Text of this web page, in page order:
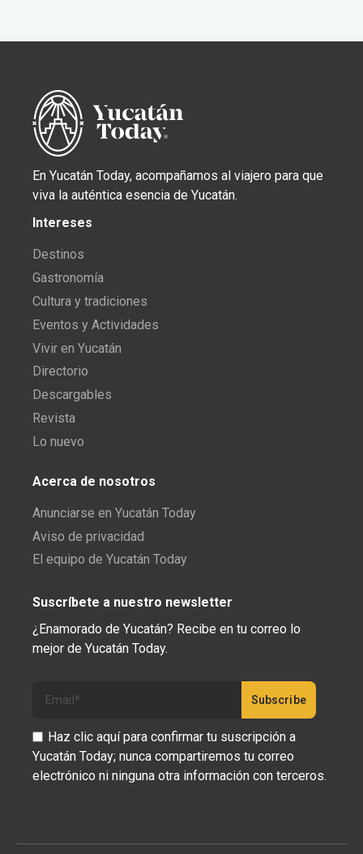
En Yucatán Today, acompañamos al viajero para que
viva la auténtica esencia de Yucatán.
Intereses
Destinos
Gastronomía
Cultura y tradiciones
Eventos y Actividades
Vivir en Yucatán
Directorio
Descargables
Revista
Lo nuevo
Acerca de nosotros
Anunciarse en Yucatán Today
Aviso de privacidad
El equipo de Yucatán Today
Suscríbete a nuestro newsletter
¿Enamorado de Yucatán? Recibe en tu correo lo
mejor de Yucatán Today.
Haz clic aquí para confirmar tu suscripción a
Yucatán Today; nunca compartiremos tu correo
electrónico ni ninguna otra información con terceros.